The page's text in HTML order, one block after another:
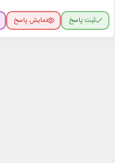
ثبت پاسخ نمایش پاسخ